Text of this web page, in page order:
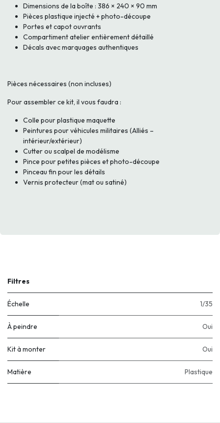
Dimensions de la boîte : 386 × 240 × 90 mm
Pièces plastique injecté + photo-découpe
Portes et capot ouvrants
Compartiment atelier entièrement détaillé
Décals avec marquages authentiques
Pièces nécessaires (non incluses)
Pour assembler ce kit, il vous faudra :
Colle pour plastique maquette
Peintures pour véhicules militaires (Alliés –
intérieur/extérieur)
Cutter ou scalpel de modélisme
Pince pour petites pièces et photo-découpe
Pinceau fin pour les détails
Vernis protecteur (mat ou satiné)
Filtres
Échelle 1/35
À peindre Oui
Kit à monter Oui
Matière Plastique